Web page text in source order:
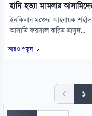
হাদি হত্যা মামলার
ইনকিলাব মঞ্চের আহ্বায়ক শহীদ
আসামি ফয়সাল করিম মাসুদ...
আরও পড়ুন
১